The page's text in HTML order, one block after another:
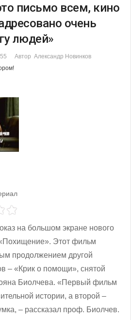
письмо всем, кино
очень
людей»
Автор Александр Новинков
на большом экране нового
Этот фильм
продолжением другой
– «Крик о помощи», снятой
Биолчева. «Первый фильм
истории, а второй –
– рассказал проф. Биолчев.